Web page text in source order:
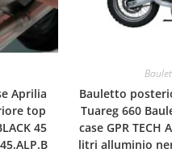
Aprilia
top
45
Bauletto
Tuareg 660
case GPR TECH
litri alluminio